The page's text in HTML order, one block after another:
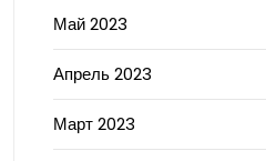
Май 2023
Апрель 2023
Март 2023